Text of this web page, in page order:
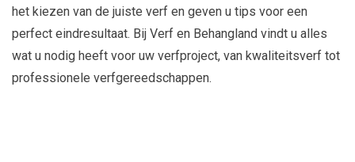
het kiezen van de juiste verf en geven u tips voor een
perfect eindresultaat. Bij Verf en Behangland vindt u alles
wat u nodig heeft voor uw verfproject, van kwaliteitsverf tot
professionele verfgereedschappen.